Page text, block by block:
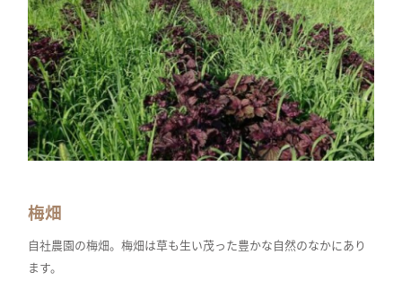
梅畑
自社農園の梅畑。梅畑は草も生い茂った豊かな自然のなかにあり
ます。